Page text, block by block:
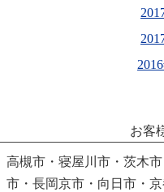
お客
高槻市・寝屋川市・茨木
市・長岡京市・向日市・